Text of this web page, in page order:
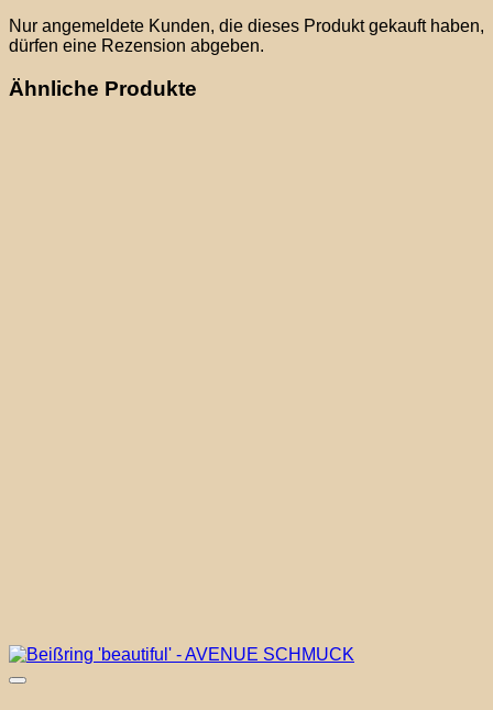
Nur angemeldete Kunden, die dieses Produkt gekauft haben,
dürfen eine Rezension abgeben.
Ähnliche Produkte